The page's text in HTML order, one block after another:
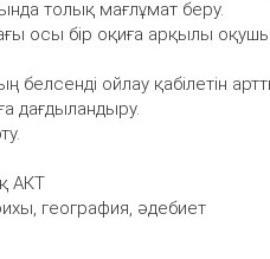
толық мағлұмат беру.
осы бір оқиға арқылы
ойлау қабілетін
дағдыландыру.
АКТ
география, әдебиет